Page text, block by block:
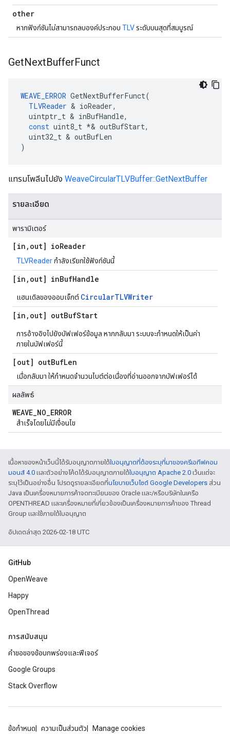
other
หากฟังก์ชันไม่สามารถลบองค์ประกอบ TLVระดับบนสุดที่สมบูรณ์
GetNextBufferFunct
WEAVE_ERROR GetNextBufferFunct(
TLVReader & ioReader,
uintptr_t & inBufHandle,
const uint8_t *& outBufStart,
uint32_t & outBufLen
)
แทรมโพลีนไปยัง WeaveCircularTLVBuffer::GetNextBuffer
รายละเอียด
พารามิเตอร์
[in , out] ioReader
TLVReaderกำลังเรียกใช้ฟังก์ชันนี้
[in , out] inBufHandle
แฮนเดิลของออบเจ็กต์ CircularTLVWriter
[in , out] outBufStart
การอ้างอิงไปยังบัฟเฟอร์ข้อมูล หากกลับมา ระบบจะกำหนดให้เป็นค่า
ภายในบัฟเฟอร์นี้
[out] outBufLen
เมื่อกลับมา ให้กำหนดจำนวนไบต์ต่อเนื่องที่อ่านออกจากบัฟเฟอร์ได้
ผลลัพธ์
WEAVE_NO_ERROR
สำเร็จโดยไม่มีเงื่อนไข
เนื้อหาของหน้าเว็บนี้ได้รับอนุญาตภายใต้ใบอนุญาตที่ต้องระบุที่มาของครีเอทีฟคอม
มอนส์ 4.0 และตัวอย่างโค้ดได้รับอนุญาตภายใต้ใบอนุญาต Apache 2.0 เว้นแต่จะ
ระบุไว้เป็นอย่างอื่น โปรดดูรายละเอียดที่นโยบายเว็บไซต์ Google Developers ส่วน
Java เป็นเครื่องหมายการค้าจดทะเบียนของ Oracle และ/หรือบริษัทในเครือ
OPENTHREAD และเครื่องหมายที่เกี่ยวข้องเป็นเครื่องหมายการค้าของ Thread
Group และใช้ภายใต้ใบอนุญาต
อัปเดตล่าสุด 2026-02-18 UTC
GitHub
OpenWeave
Happy
OpenThread
การสนับสนุน
คำขอของข้อบกพร่องและฟีเจอร์
Google Groups
Stack Overflow
ข้อกำหนด ความเป็นส่วนตัว Manage cookies